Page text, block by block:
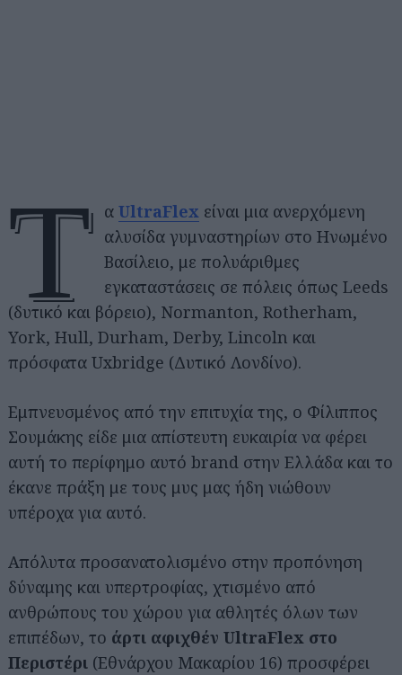
Τ αUltraFlex είναι μια ανερχόμενη
αλυσίδα γυμναστηρίων στο Ηνωμένο
Βασίλειο, με πολυάριθμες
εγκαταστάσεις σε πόλεις όπως Leeds
(δυτικό και βόρειο), Normanton, Rotherham,
York, Hull, Durham, Derby, Lincoln και
πρόσφατα Uxbridge (Δυτικό Λονδίνο).
Εμπνευσμένος από την επιτυχία της, ο Φίλιππος
Σουμάκης είδε μια απίστευτη ευκαιρία να φέρει
αυτή το περίφημο αυτό brand στην Ελλάδα και το
έκανε πράξη με τους μυς μας ήδη νιώθουν
υπέροχα για αυτό.
Απόλυτα προσανατολισμένο στην προπόνηση
δύναμης και υπερτροφίας, χτισμένο από
ανθρώπους του χώρου για αθλητές όλων των
επιπέδων, το άρτι αφιχθέν UltraFlex στο
Περιστέρι (Εθνάρχου Μακαρίου 16) προσφέρει